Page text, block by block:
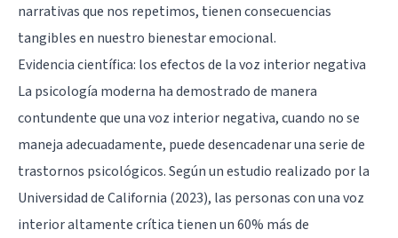
narrativas que nos repetimos, tienen consecuencias
tangibles en nuestro bienestar emocional.
Evidencia científica: los efectos de la voz interior negativa
La psicología moderna ha demostrado de manera
contundente que una voz interior negativa, cuando no se
maneja adecuadamente, puede desencadenar una serie de
trastornos psicológicos. Según un estudio realizado por la
Universidad de California (2023), las personas con una voz
interior altamente crítica tienen un 60% más de